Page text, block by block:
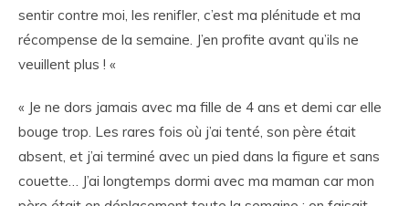
sentir contre moi, les renifler, c’est ma plénitude et ma
récompense de la semaine. J’en profite avant qu’ils ne
veuillent plus ! «
« Je ne dors jamais avec ma fille de 4 ans et demi car elle
bouge trop. Les rares fois où j’ai tenté, son père était
absent, et j’ai terminé avec un pied dans la figure et sans
couette… J’ai longtemps dormi avec ma maman car mon